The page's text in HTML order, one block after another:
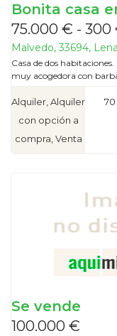
Bonita casa
75.000 € - 300
Malvedo, 33694,
Casa de dos
muy acogedora con
Alquiler, Alquiler
con opción a
compra, Venta
Se vende
100.000 €